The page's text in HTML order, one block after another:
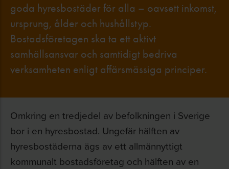
goda hyresbostäder för alla – oavsett inkomst,
ursprung, ålder och hushållstyp.
Bostadsföretagen ska ta ett aktivt
samhällsansvar och samtidigt bedriva
verksamheten enligt affärsmässiga principer.
Omkring en tredjedel av befolkningen i Sverige
bor i en hyresbostad. Ungefär hälften av
hyresbostäderna ägs av ett allmännyttigt
kommunalt bostadsföretag och hälften av en